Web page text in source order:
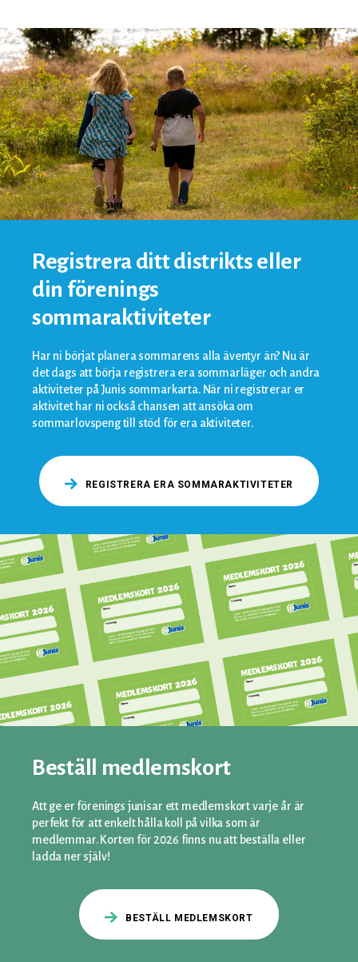
Registrera ditt distrikts eller
din förenings
sommaraktiviteter
Har ni börjat planera sommarens alla äventyr än? Nu är
det dags att börja registrera era sommarläger och andra
aktiviteter på Junis sommarkarta. När ni registrerar er
aktivitet har ni också chansen att ansöka om
sommarlovspeng till stöd för era aktiviteter.
REGISTRERA ERA SOMMARAKTIVITETER
Beställ medlemskort
Att ge er förenings junisar ett medlemskort varje år är
perfekt för att enkelt hålla koll på vilka som är
medlemmar. Korten för 2026 finns nu att beställa eller
ladda ner själv!
BESTÄLL MEDLEMSKORT